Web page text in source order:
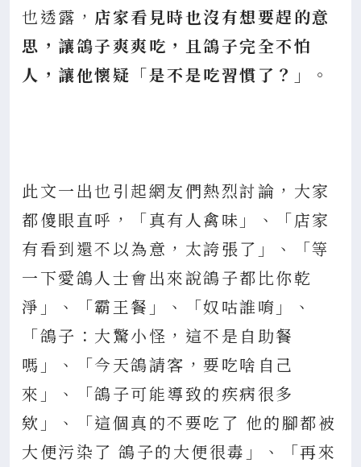
也透露， 店家看見時也沒有想要趕的意
思，讓鴿子爽爽吃，且鴿子完全不怕
人，讓他懷疑「是不是吃習慣了？」
。
此文一出也引起網友們熱烈討論，大家
都傻眼直呼，「真有人禽味」、「店家
有看到還不以為意，太誇張了」、「等
一下愛鴿人士會出來說鴿子都比你乾
淨」、「霸王餐」、「奴咕誰唷」、
「鴿子：大驚小怪，這不是自助餐
嗎」、「今天鴿請客，要吃啥自己
來」、「鴿子可能導致的疾病很多
欸」、「這個真的不要吃了 他的腳都被
大便污染了 鴿子的大便很毒」、「再來